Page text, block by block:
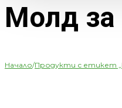
Молд за
Начало/Продукти с етикет